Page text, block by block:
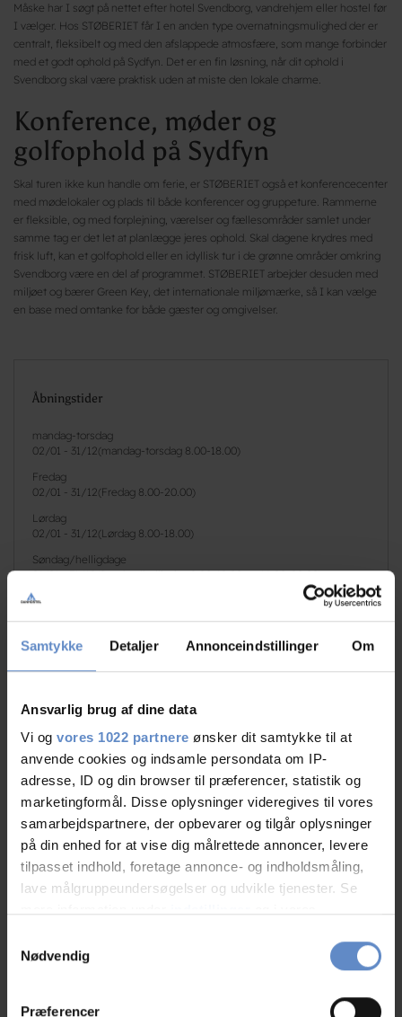
Samtykke Detaljer Annonceindstillinger Om
Ansvarlig brug af dine data
Vi og vores 1022 partnere ønsker dit samtykke til at
anvende cookies og indsamle persondata om IP-
adresse, ID og din browser til præferencer, statistik og
marketingformål. Disse oplysninger videregives til vores
samarbejdspartnere, der opbevarer og tilgår oplysninger
på din enhed for at vise dig målrettede annoncer, levere
tilpasset indhold, foretage annonce- og indholdsmåling,
lave målgruppeundersøgelser og udvikle tjenester. Se
tilbage eller ændre indstillinger fra vores
"Cookiedeklaration", eller ved at trykke på "Privacy
Nødvendig
Præferencer
Måske har I søgt på nettet efter hotel Svendborg, vandrehjem eller hostel før
I vælger. Hos STØBERIET får I en anden type overnatningsmulighed der er
centralt, fleksibelt og med den afslappede atmosfære, som mange forbinder
med et godt ophold på Sydfyn. Det er en fin løsning, når dit ophold i
Svendborg skal være praktisk uden at miste den lokale charme.
Konference, møder og
golfophold på Sydfyn
Skal turen ikke kun handle om ferie, er STØBERIET også et konferencecenter
med mødelokaler og plads til både konferencer og gruppeture. Rammerne
er fleksible, og med forplejning, værelser og fællesområder samlet under
samme tag er det let at planlægge jeres ophold. Skal dagene krydres med
frisk luft, kan et golfophold eller en idyllisk tur i de grønne områder omkring
Svendborg være en del af programmet. STØBERIET arbejder desuden med
miljøet og bærer Green Key, det internationale miljømærke, så I kan vælge
en base med omtanke for både gæster og omgivelser.
Åbningstider
mandag-torsdag
02/01 - 31/12( mandag-torsdag 8.00-18.00)
Fredag
02/01 - 31/12( Fredag 8.00-20.00)
Lørdag
02/01 - 31/12( Lørdag 8.00-18.00)
Søndag/helligdage
01/01-31/12(Søndag/helligdag 8.00-12.00 og 16.00-20.00)
mandag-lørdag
Info
Antal senge 220
Antal værelser
Antal værelser med bad og/eller toilet 84
Antal værelser uden bad og/eller toilet 0